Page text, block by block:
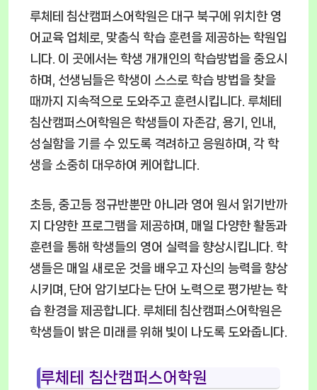
루체테 침산캠퍼스어학원은 대구 북구에 위치한 영
어교육 업체로, 맞춤식 학습 훈련을 제공하는 학원입
니다. 이 곳에서는 학생 개개인의 학습방법을 중요시
하며, 선생님들은 학생이 스스로 학습 방법을 찾을
때까지 지속적으로 도와주고 훈련시킵니다. 루체테
침산캠퍼스어학원은 학생들이 자존감, 용기, 인내,
성실함을 기를 수 있도록 격려하고 응원하며, 각 학
생을 소중히 대우하여 케어합니다.
초등, 중고등 정규반뿐만 아니라 영어 원서 읽기반까
지 다양한 프로그램을 제공하며, 매일 다양한 활동과
훈련을 통해 학생들의 영어 실력을 향상시킵니다. 학
생들은 매일 새로운 것을 배우고 자신의 능력을 향상
시키며, 단어 암기보다는 단어 노력으로 평가받는 학
습 환경을 제공합니다. 루체테 침산캠퍼스어학원은
학생들이 밝은 미래를 위해 빛이 나도록 도와줍니다.
루체테 침산캠퍼스어학원